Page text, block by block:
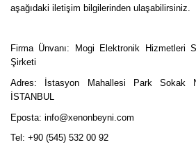
aşağıdaki iletişim bilgilerinden ulaşabilirsiniz.
Firma Ünvanı: Mogi Elektronik Hizmetleri
Şirketi
Adres: İstasyon Mahallesi Park Sokak
İSTANBUL
Eposta: info@xenonbeyni.com
Tel: +90 (545) 532 00 92